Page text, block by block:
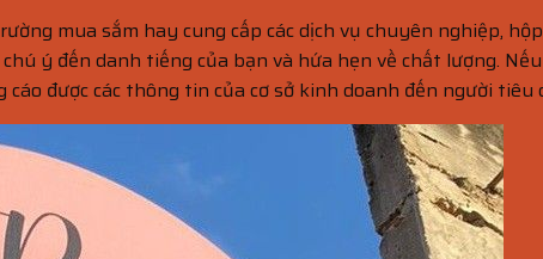
mua sắm hay cung cấp các dịch vụ chuyên nghiệp,
ý đến danh tiếng của bạn và hứa hẹn về chất lượng.
được các thông tin của cơ sở kinh doanh đến người tiêu